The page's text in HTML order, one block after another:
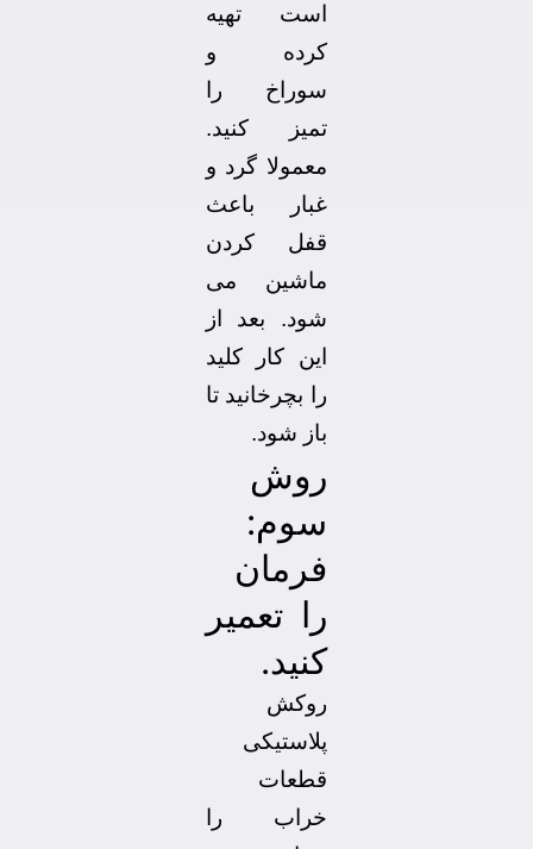
است تهیه
کرده و
سوراخ را
تمیز کنید.
معمولا گرد و
غبار باعث
قفل کردن
ماشین می
شود. بعد از
این کار کلید
را بچرخانید تا
باز شود.
روش
سوم:
فرمان
را تعمیر
کنید.
روکش
پلاستیکی
قطعات
خراب را